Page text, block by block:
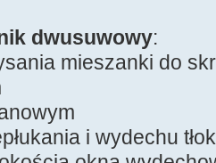
dwusuwowy:
mieszanki do
i wydechu